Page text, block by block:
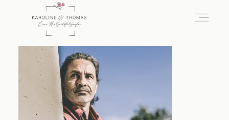
Hochzeit